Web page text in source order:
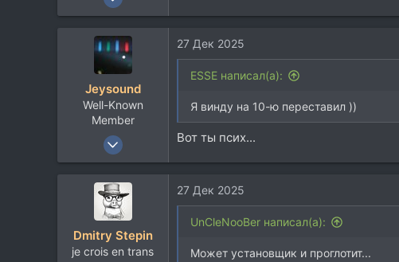
2.478
2.599
Jeysound
Well-Known
Member
30 Апр 2012
5.548
3.628
Russia
27 Дек 2025
ESSE написал(а):
Я винду на 10-ю переставил ))
Вот ты псих...
Dmitry Stepin
je crois en trans
27 Дек 2025
UnCleNooBer написал(а):
Может установщик и проглотит...